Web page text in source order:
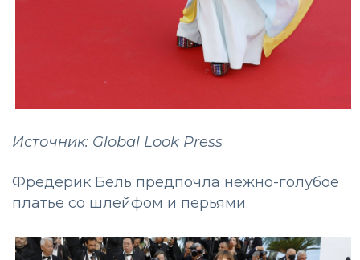
Источник: Global Look Press
Фредерик Бель предпочла нежно-голубое
платье со шлейфом и перьями.